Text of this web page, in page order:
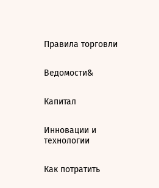
Правила торговли
Ведомости&
Капитал
Инновации и
технологии
Как потратить